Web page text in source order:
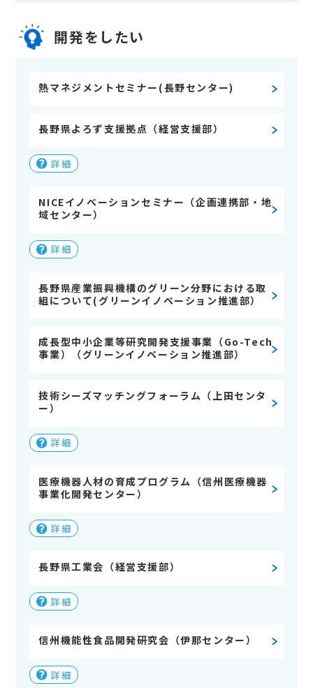
開発をしたい
熱マネジメントセミナー(長野センター)
長野県よろず支援拠点（経営支援部）
詳細
NICEイノベーションセミナー（企画連携部・地
域センター）
詳細
長野県産業振興機構のグリーン分野における取
組について(グリーンイノベーション推進部）
成長型中小企業等研究開発支援事業（Go-Tech
事業）（グリーンイノベーション推進部）
技術シーズマッチングフォーラム（上田センタ
ー）
詳細
医療機器人材の育成プログラム（信州医療機器
事業化開発センター）
詳細
長野県工業会（経営支援部）
詳細
信州機能性食品開発研究会（伊那センター）
詳細